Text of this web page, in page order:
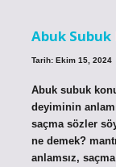
Abuk
Tarih: Ekim 15, 2024
Abuk subuk
deyiminin
saçma sözler
ne demek?
anlamsız,